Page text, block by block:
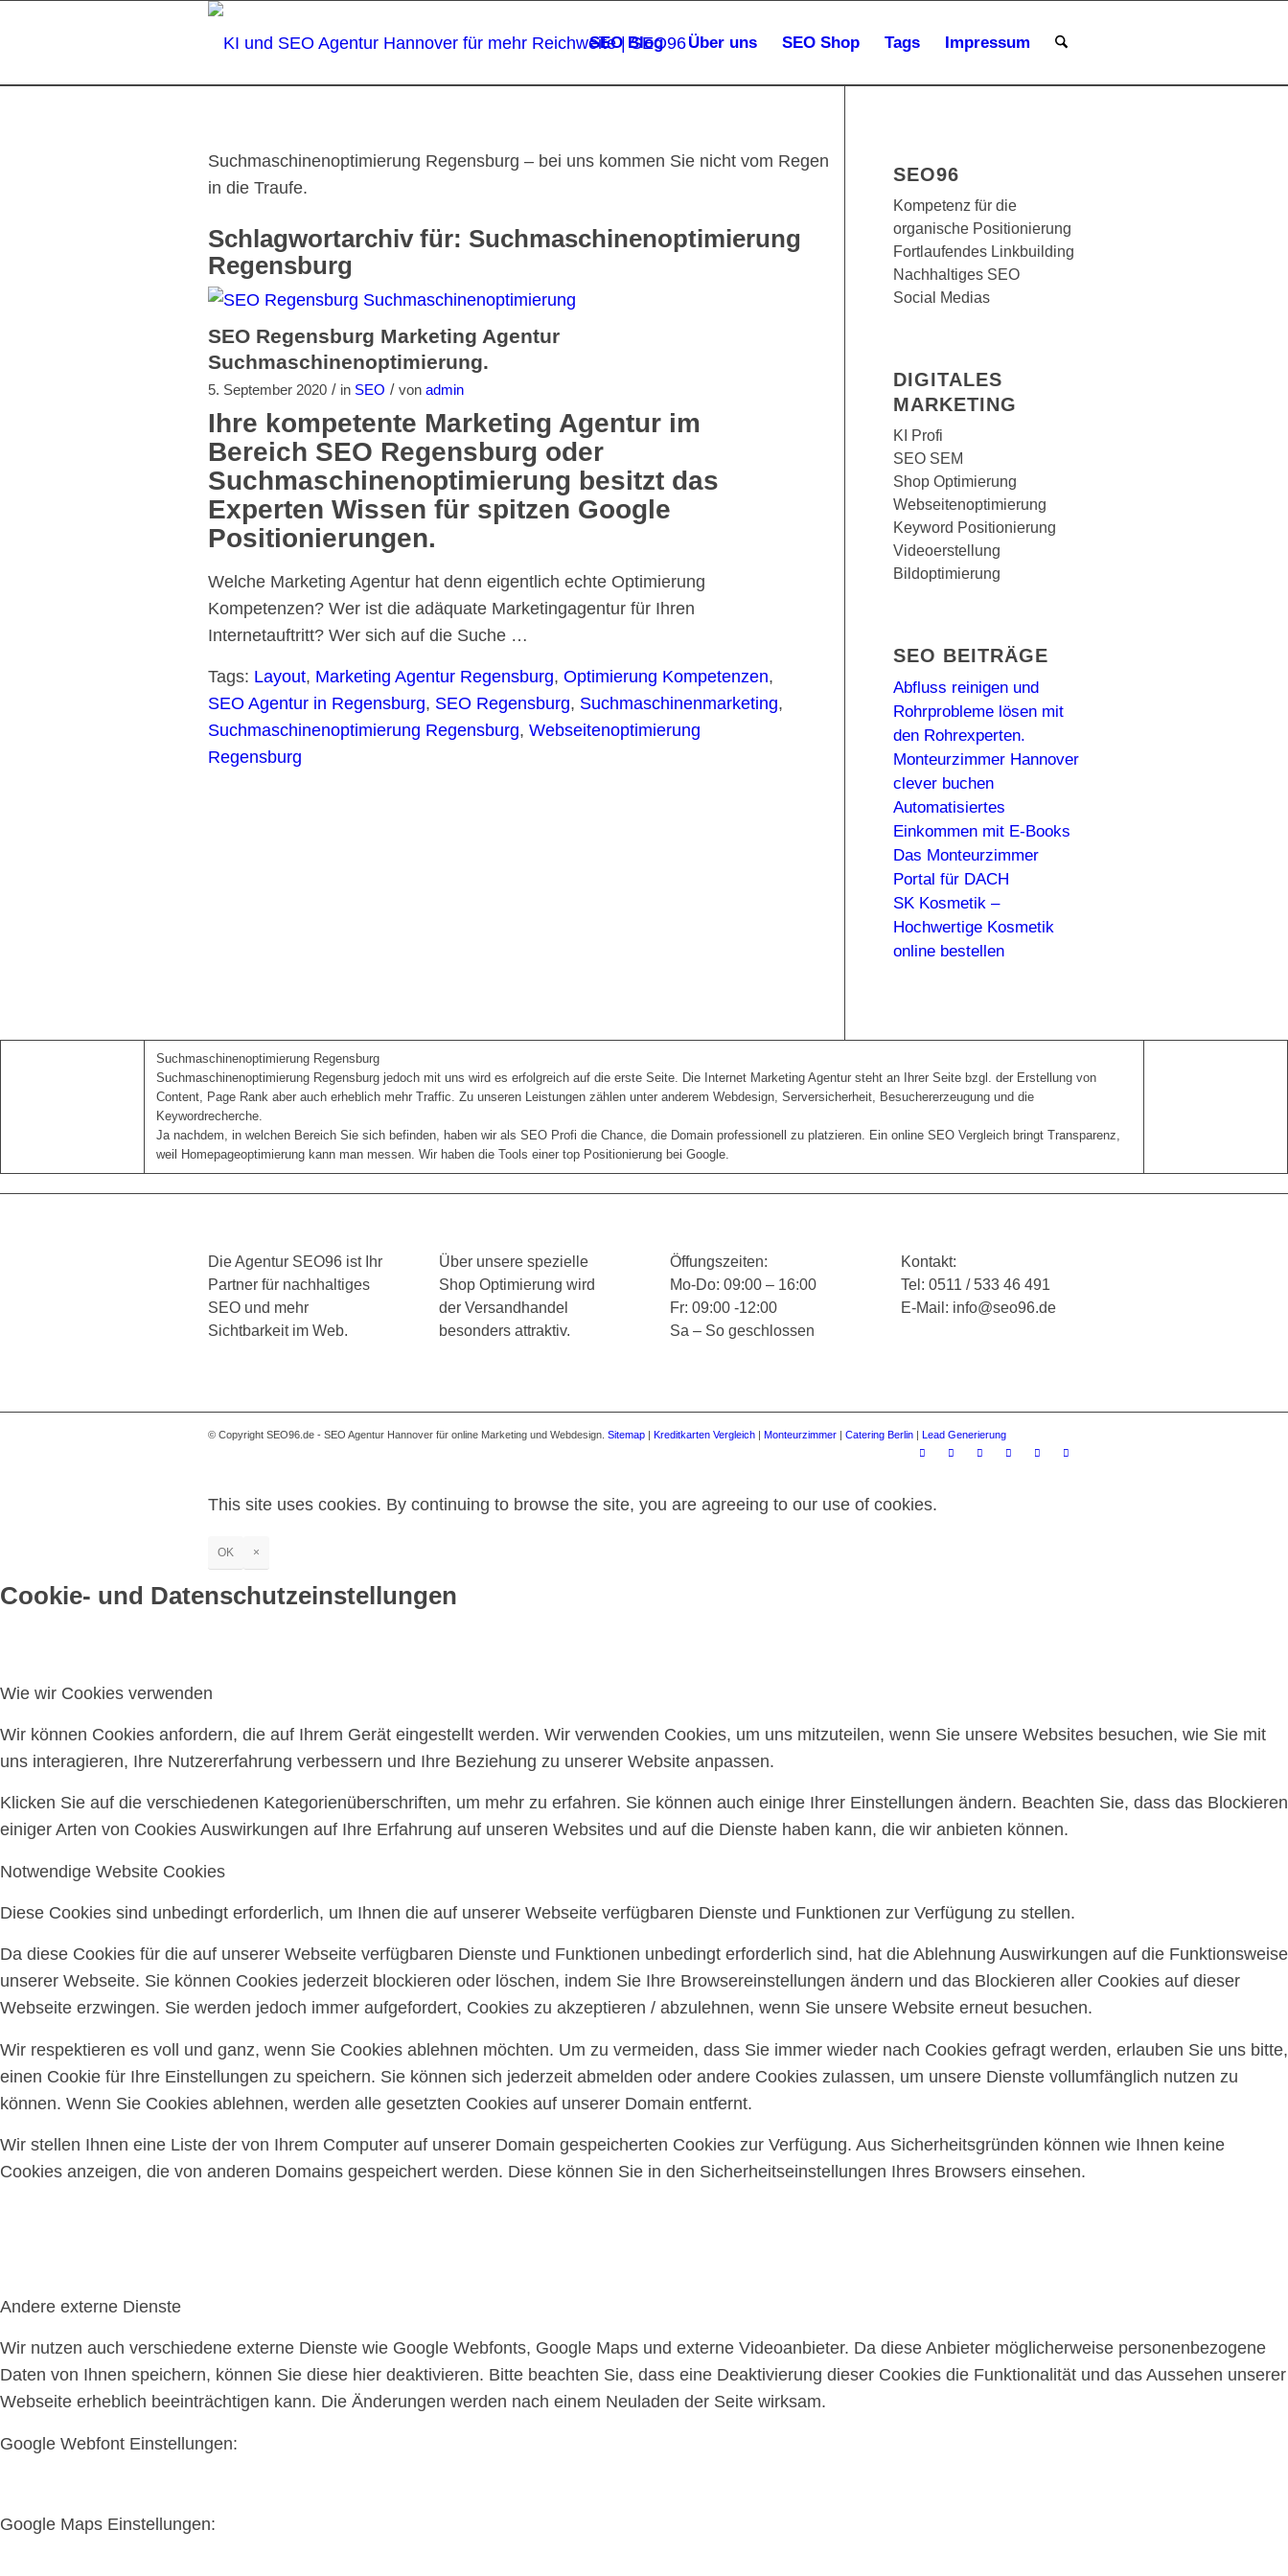
SEO Blog Über uns SEO Shop Tags Impressum
Suchmaschinenoptimierung Regensburg – bei uns kommen Sie nicht vom Regen
in die Traufe.
Schlagwortarchiv für: Suchmaschinenoptimierung
Regensburg
SEO Regensburg Marketing Agentur
Suchmaschinenoptimierung.
5. September 2020 / in SEO / von admin
Ihre kompetente Marketing Agentur im
Bereich SEO Regensburg oder
Suchmaschinenoptimierung besitzt das
Experten Wissen für spitzen Google
Positionierungen.
Welche Marketing Agentur hat denn eigentlich echte Optimierung
Kompetenzen? Wer ist die adäquate Marketingagentur für Ihren
Internetauftritt? Wer sich auf die Suche …
Tags: Layout, Marketing Agentur Regensburg, Optimierung Kompetenzen,
SEO Agentur in Regensburg, SEO Regensburg, Suchmaschinenmarketing,
Suchmaschinenoptimierung Regensburg, Webseitenoptimierung
Regensburg
SEO96
Kompetenz für die
organische Positionierung
Fortlaufendes Linkbuilding
Nachhaltiges SEO
Social Medias
DIGITALES
MARKETING
KI Profi
SEO SEM
Shop Optimierung
Webseitenoptimierung
Keyword Positionierung
Videoerstellung
Bildoptimierung
SEO BEITRÄGE
Abfluss reinigen und
Rohrprobleme lösen mit
den Rohrexperten.
Monteurzimmer Hannover
clever buchen
Automatisiertes
Einkommen mit E-Books
Das Monteurzimmer
Portal für DACH
SK Kosmetik –
Hochwertige Kosmetik
online bestellen
Suchmaschinenoptimierung Regensburg
Suchmaschinenoptimierung Regensburg jedoch mit uns wird es erfolgreich auf die erste Seite. Die Internet Marketing Agentur steht an Ihrer Seite bzgl. der Erstellung von
Content, Page Rank aber auch erheblich mehr Traffic. Zu unseren Leistungen zählen unter anderem Webdesign, Serversicherheit, Besuchererzeugung und die
Keywordrecherche.
Ja nachdem, in welchen Bereich Sie sich befinden, haben wir als SEO Profi die Chance, die Domain professionell zu platzieren. Ein online SEO Vergleich bringt Transparenz,
weil Homepageoptimierung kann man messen. Wir haben die Tools einer top Positionierung bei Google.
Die Agentur SEO96 ist Ihr
Partner für nachhaltiges
SEO und mehr
Sichtbarkeit im Web.
Über unsere spezielle
Shop Optimierung wird
der Versandhandel
besonders attraktiv.
Öffungszeiten:
Mo-Do: 09:00 – 16:00
Fr: 09:00 -12:00
Sa – So geschlossen
Kontakt:
Tel: 0511 / 533 46 491
E-Mail: info@seo96.de
© Copyright SEO96.de - SEO Agentur Hannover für online Marketing und Webdesign. Sitemap | Kreditkarten Vergleich | Monteurzimmer | Catering Berlin | Lead Generierung
This site uses cookies. By continuing to browse the site, you are agreeing to our use of cookies.
OK ×
Cookie- und Datenschutzeinstellungen
Wie wir Cookies verwenden
Wir können Cookies anfordern, die auf Ihrem Gerät eingestellt werden. Wir verwenden Cookies, um uns mitzuteilen, wenn Sie unsere Websites besuchen, wie Sie mit
uns interagieren, Ihre Nutzererfahrung verbessern und Ihre Beziehung zu unserer Website anpassen.
Klicken Sie auf die verschiedenen Kategorienüberschriften, um mehr zu erfahren. Sie können auch einige Ihrer Einstellungen ändern. Beachten Sie, dass das Blockieren
einiger Arten von Cookies Auswirkungen auf Ihre Erfahrung auf unseren Websites und auf die Dienste haben kann, die wir anbieten können.
Notwendige Website Cookies
Diese Cookies sind unbedingt erforderlich, um Ihnen die auf unserer Webseite verfügbaren Dienste und Funktionen zur Verfügung zu stellen.
Da diese Cookies für die auf unserer Webseite verfügbaren Dienste und Funktionen unbedingt erforderlich sind, hat die Ablehnung Auswirkungen auf die Funktionsweise
unserer Webseite. Sie können Cookies jederzeit blockieren oder löschen, indem Sie Ihre Browsereinstellungen ändern und das Blockieren aller Cookies auf dieser
Webseite erzwingen. Sie werden jedoch immer aufgefordert, Cookies zu akzeptieren / abzulehnen, wenn Sie unsere Website erneut besuchen.
Wir respektieren es voll und ganz, wenn Sie Cookies ablehnen möchten. Um zu vermeiden, dass Sie immer wieder nach Cookies gefragt werden, erlauben Sie uns bitte,
einen Cookie für Ihre Einstellungen zu speichern. Sie können sich jederzeit abmelden oder andere Cookies zulassen, um unsere Dienste vollumfänglich nutzen zu
können. Wenn Sie Cookies ablehnen, werden alle gesetzten Cookies auf unserer Domain entfernt.
Wir stellen Ihnen eine Liste der von Ihrem Computer auf unserer Domain gespeicherten Cookies zur Verfügung. Aus Sicherheitsgründen können wie Ihnen keine
Cookies anzeigen, die von anderen Domains gespeichert werden. Diese können Sie in den Sicherheitseinstellungen Ihres Browsers einsehen.
Andere externe Dienste
Wir nutzen auch verschiedene externe Dienste wie Google Webfonts, Google Maps und externe Videoanbieter. Da diese Anbieter möglicherweise personenbezogene
Daten von Ihnen speichern, können Sie diese hier deaktivieren. Bitte beachten Sie, dass eine Deaktivierung dieser Cookies die Funktionalität und das Aussehen unserer
Webseite erheblich beeinträchtigen kann. Die Änderungen werden nach einem Neuladen der Seite wirksam.
Google Webfont Einstellungen:
Google Maps Einstellungen: